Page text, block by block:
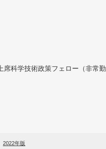
科学技術政策フェロー（非常勤
2022年版